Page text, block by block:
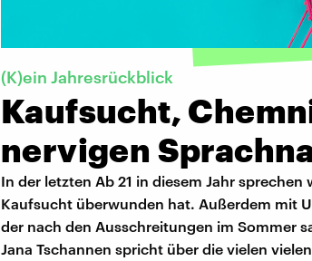
(K)ein Jahresrückblick
Kaufsucht,
nervigen
In der letzten Ab 21 in diesem Jahr
Kaufsucht überwunden hat. Außerdem mit
der nach den Ausschreitungen im Sommer
Jana Tschannen spricht über die vielen